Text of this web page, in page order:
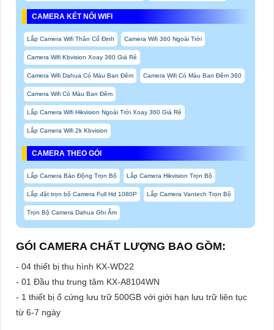
CAMERA KẾT NỐI WIFI
Lắp Camera Wifi Thân Cố Định Camera Wifi 360 Ngoài Trời
Camera Wifi Kbvision Xoay 360 Giá Rẻ
Camera Wifi Dahua Có Màu Ban Đêm Camera Wifi Có Màu Ban Đêm 360
Camera Wifi Có Màu Ban Đêm
Lắp Camera Wifi Hikvision Ngoài Trời Xoay 360 Giá Rẻ
Lắp Camera Wifi 2k Kbvision
CAMERA THEO GÓI
Lắp Camera Báo Động Trọn Bộ Lắp Camera Hikvision Trọn Bộ
Lắp đặt trọn bộ Camera Full Hd 1080P Lắp Camera Vantech Trọn Bộ
Trọn Bộ Camera Dahua Ghi Âm
GÓI CAMERA CHẤT LƯỢNG BAO GỒM:
- 04 thiết bị thu hình KX-WD22
- 01 Đầu thu trung tâm KX-A8104WN
- 1 thiết bị ổ cứng lưu trữ 500GB với giới hạn lưu trữ liên tục
từ 6-7 ngày